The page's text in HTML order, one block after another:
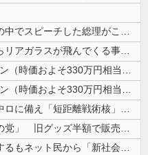
【原爆の日】サヨク「防弾ガラスの中でスピーチした総理がこれまでいたんだ...
【動画】高速道路を走行中の車からリアガラスが飛んでくる事故(ﾟoﾟ)
太陽光発電所で、銅線およそ2.2トン（時価およそ330万円相当）盗んだ...
太陽光発電所で、銅線およそ2.2トン（時価およそ330万円相当）盗んだ...
米国、韓国防衛に核持ち出すか…中ロに備え「短距離戦術核」を検討！
れいわ新選組の新党名は「いのちの党」 旧グッズ半額で販売 どうなる秘書...
【悲報】ラッパーさん、札束披露するもネット民から「新社会人の初ボーナス...